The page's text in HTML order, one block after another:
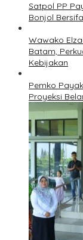
Satpol PP
Bonjol
Wawako
Batam,
Kebijakan
Pemko
Proyeksi